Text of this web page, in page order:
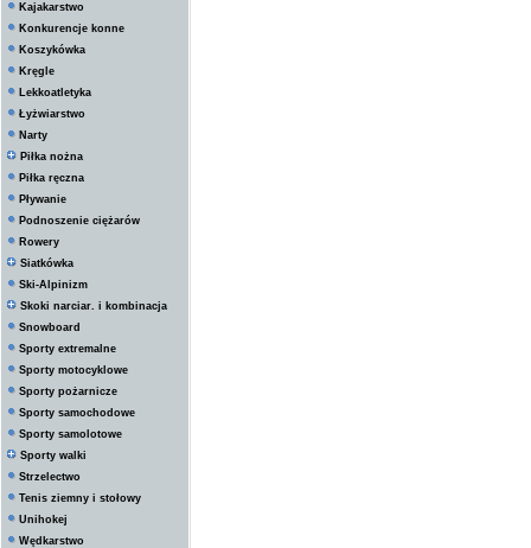
Kajakarstwo
Konkurencje konne
Koszykówka
Kręgle
Lekkoatletyka
Łyżwiarstwo
Narty
Piłka nożna
Piłka ręczna
Pływanie
Podnoszenie ciężarów
Rowery
Siatkówka
Ski-Alpinizm
Skoki narciar. i kombinacja
Snowboard
Sporty extremalne
Sporty motocyklowe
Sporty pożarnicze
Sporty samochodowe
Sporty samolotowe
Sporty walki
Strzelectwo
Tenis ziemny i stołowy
Unihokej
Wędkarstwo